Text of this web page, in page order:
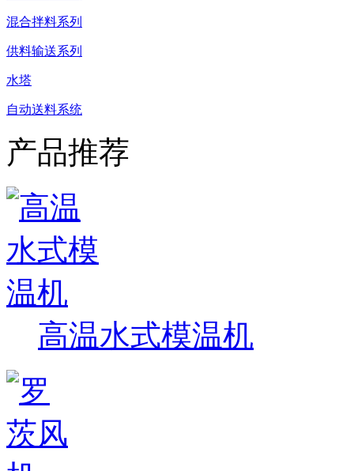
混合拌料系列
供料输送系列
水塔
自动送料系统
产品推荐
高温水式模温机